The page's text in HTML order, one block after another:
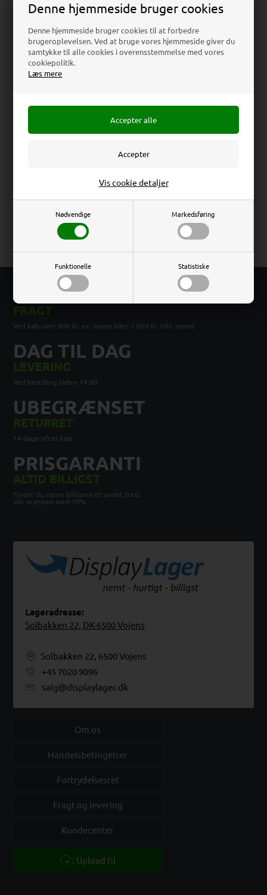
Denne hjemmeside bruger cookies
Denne hjemmeside bruger cookies til at forbedre
brugeroplevelsen. Ved at bruge vores hjemmeside giver du
samtykke til alle cookies i overensstemmelse med vores
cookiepolitik.
Læs mere
Nødvendige Markedsføring
Funktionelle Statistiske
Vis cookie detaljer
Download
Beskrivelse Specifikationer Anmeldelser
rundt. Perfekt til menukort, tilbud, information og
Total Mål: 18 x 24 x 18 cm
Synligt Mål: 6x (9,9 x 21 cm)
FRI
FRAGT
Ved køb over 800 kr. ex .moms eller 1.000 kr. inkl. moms
DAG TIL DAG
LEVERING
Ved bestilling inden 14.00
UBEGRÆNSET
RETURRET
14 dage efter køb
PRISGARANTI
ALTID BILLIGST
Finder du varen billigere et andet sted,
slår vi prisen med 10%
Lageradresse:
Solbakken 22, DK-6500 Vojens
Solbakken 22, 6500 Vojens
+45 7020 9096
salg@displaylager.dk
Om os
Handelsbetingelser
Fortrydelsesret
Fragt og levering
Kundecenter
Upload fil
Erhverv
Priser ekskl. moms
Privat
Priser inkl. moms